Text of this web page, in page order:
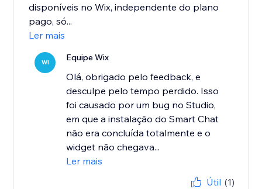
disponíveis no Wix, independente do plano
pago, só...
Ler mais
WI Equipe Wix
Olá, obrigado pelo feedback, e
desculpe pelo tempo perdido. Isso
foi causado por um bug no Studio,
em que a instalação do Smart Chat
não era concluída totalmente e o
widget não chegava...
Ler mais
Útil (1)